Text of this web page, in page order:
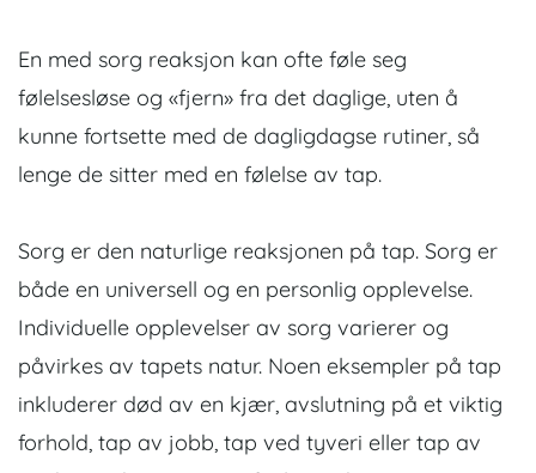
En med sorg reaksjon kan ofte føle seg
følelsesløse og «fjern» fra det daglige, uten å
kunne fortsette med de dagligdagse rutiner, så
lenge de sitter med en følelse av tap.
Sorg er den naturlige reaksjonen på tap. Sorg er
både en universell og en personlig opplevelse.
Individuelle opplevelser av sorg varierer og
påvirkes av tapets natur. Noen eksempler på tap
inkluderer død av en kjær, avslutning på et viktig
forhold, tap av jobb, tap ved tyveri eller tap av